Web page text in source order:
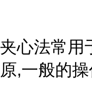
夹心法常用
原,一般的